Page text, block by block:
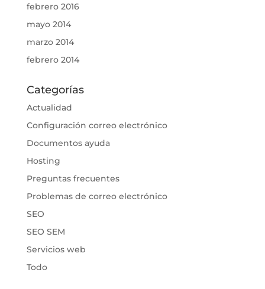
febrero 2016
mayo 2014
marzo 2014
febrero 2014
Categorías
Actualidad
Configuración correo electrónico
Documentos ayuda
Hosting
Preguntas frecuentes
Problemas de correo electrónico
SEO
SEO SEM
Servicios web
Todo